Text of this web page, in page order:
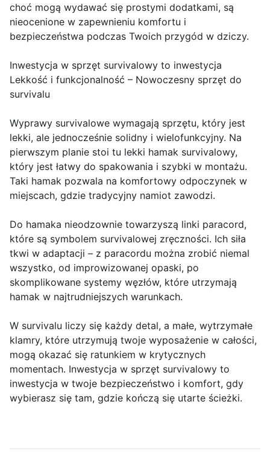
choć mogą wydawać się prostymi dodatkami, są
nieocenione w zapewnieniu komfortu i
bezpieczeństwa podczas Twoich przygód w dziczy.
Inwestycja w sprzęt survivalowy to inwestycja
Lekkość i funkcjonalność – Nowoczesny sprzęt do
survivalu
Wyprawy survivalowe wymagają sprzętu, który jest
lekki, ale jednocześnie solidny i wielofunkcyjny. Na
pierwszym planie stoi tu lekki hamak survivalowy,
który jest łatwy do spakowania i szybki w montażu.
Taki hamak pozwala na komfortowy odpoczynek w
miejscach, gdzie tradycyjny namiot zawodzi.
Do hamaka nieodzownie towarzyszą linki paracord,
które są symbolem survivalowej zręczności. Ich siła
tkwi w adaptacji – z paracordu można zrobić niemal
wszystko, od improwizowanej opaski, po
skomplikowane systemy węzłów, które utrzymają
hamak w najtrudniejszych warunkach.
W survivalu liczy się każdy detal, a małe, wytrzymałe
klamry, które utrzymują twoje wyposażenie w całości,
mogą okazać się ratunkiem w krytycznych
momentach. Inwestycja w sprzęt survivalowy to
inwestycja w twoje bezpieczeństwo i komfort, gdy
wybierasz się tam, gdzie kończą się utarte ścieżki.